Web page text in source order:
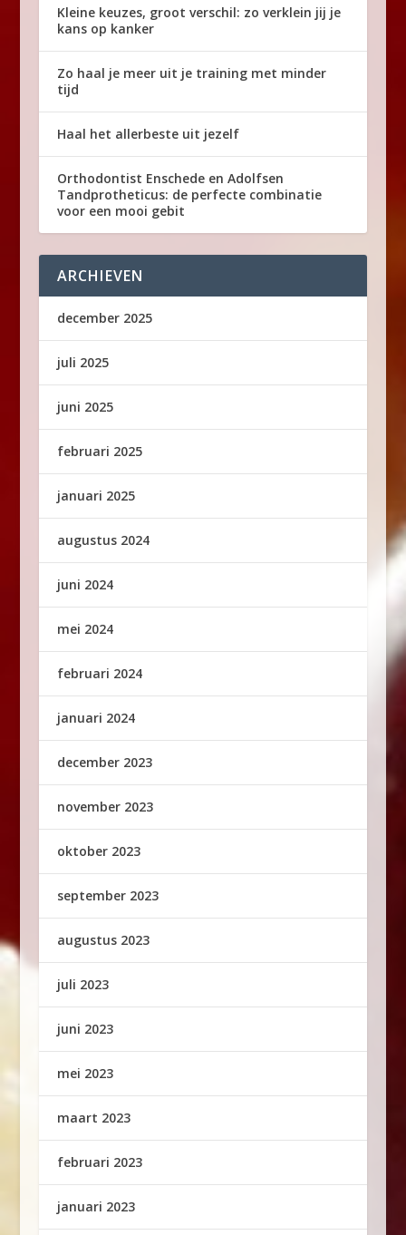
Kleine keuzes, groot verschil: zo verklein jij je
kans op kanker
Zo haal je meer uit je training met minder
tijd
Haal het allerbeste uit jezelf
Orthodontist Enschede en Adolfsen
Tandprotheticus: de perfecte combinatie
voor een mooi gebit
ARCHIEVEN
december 2025
juli 2025
juni 2025
februari 2025
januari 2025
augustus 2024
juni 2024
mei 2024
februari 2024
januari 2024
december 2023
november 2023
oktober 2023
september 2023
augustus 2023
juli 2023
juni 2023
mei 2023
maart 2023
februari 2023
januari 2023